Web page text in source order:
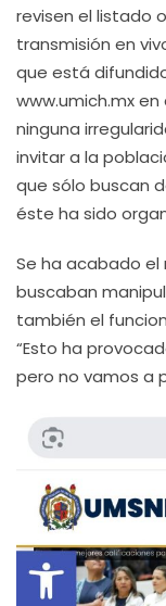
revisen el listado
transmisión en
que está
www.umich.mx
ninguna
invitar a la
que sólo buscan
éste ha sido
Se ha acabado
buscaban
también el
“Esto ha
pero no vamos a